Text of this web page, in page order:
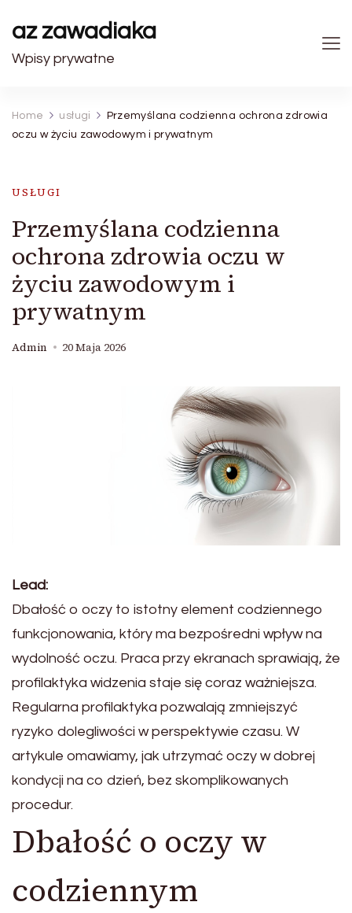
az zawadiaka
Wpisy prywatne
Home usługi
Przemyślana codzienna ochrona zdrowia
oczu w życiu zawodowym i prywatnym
USŁUGI
Przemyślana codzienna
ochrona zdrowia oczu w
życiu zawodowym i
prywatnym
Admin 20 Maja 2026
Lead:
Dbałość o oczy to istotny element codziennego
funkcjonowania, który ma bezpośredni wpływ na
wydolność oczu. Praca przy ekranach sprawiają, że
profilaktyka widzenia staje się coraz ważniejsza.
Regularna profilaktyka pozwalają zmniejszyć
ryzyko dolegliwości w perspektywie czasu. W
artykule omawiamy, jak utrzymać oczy w dobrej
kondycji na co dzień, bez skomplikowanych
procedur.
Dbałość o oczy w
codziennym